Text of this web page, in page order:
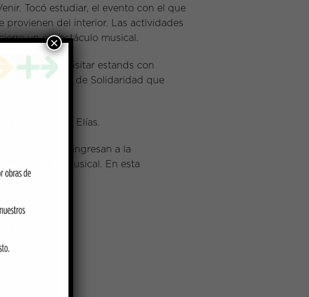
Tocó estudiar, el evento con el que
provienen del interior. Las actividades
un espectáculo musical.
se podrán visitar estands con
del Fondo de Solidaridad que
Funk y Denis Elías.
jóvenes que ingresan a la
del cierre musical. En esta
×